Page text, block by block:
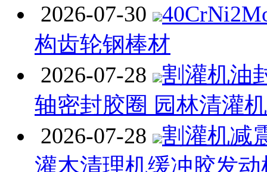
2026-07-30
构齿轮钢棒材
2026-07-28
割灌机油
轴密封胶圈 园林清灌
2026-07-28
割灌机减
灌木清理机缓冲胶发